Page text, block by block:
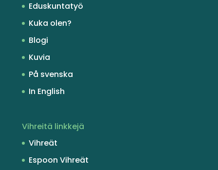
Eduskuntatyö
Kuka olen?
Blogi
Kuvia
På svenska
In English
Vihreitä linkkejä
Vihreät
Espoon Vihreät